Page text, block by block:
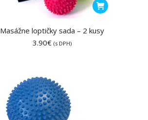
Masážne loptičky sada – 2 kusy
3.90€ (s DPH)